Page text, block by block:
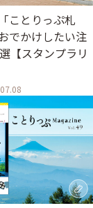
ことりっぷ札
でかけしたい注
【スタンプラリ